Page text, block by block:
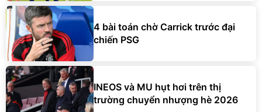
4 bài toán chờ Carrick trước đại
chiến PSG
INEOS và MU hụt hơi trên thị
trường chuyển nhượng hè 2026